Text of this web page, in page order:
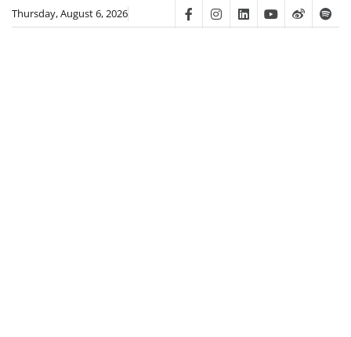
SkipThursday, August 6, 2026 FacebookInstagram
LinkedinYoutube
Weibo